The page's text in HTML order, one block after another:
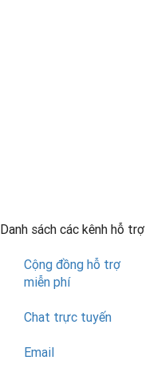
Danh sách các kênh hỗ trợ
Cộng đồng hỗ trợ
miễn phí
Chat trực tuyến
Email